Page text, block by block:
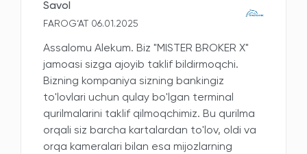
Savol
FAROG‘AT 06.01.2025
Assalomu Alekum. Biz "MISTER BROKER X"
jamoasi sizga ajoyib taklif bildirmoqchi.
Bizning kompaniya sizning bankingiz
to'lovlari uchun qulay bo'lgan terminal
qurilmalarini taklif qilmoqchimiz. Bu qurilma
orqali siz barcha kartalardan to'lov, oldi va
orqa kameralari bilan esa mijozlarning